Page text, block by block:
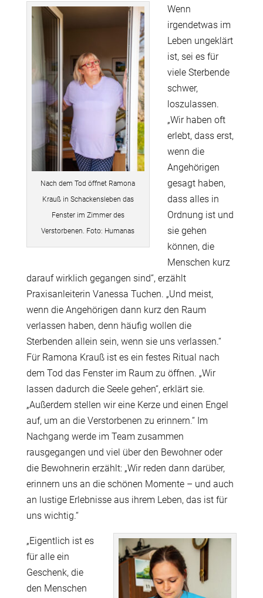
Nach dem Tod öffnet Ramona
Krauß in Schackensleben das
Fenster im Zimmer des
Verstorbenen. Foto: Humanas
Wenn
irgendetwas im
Leben ungeklärt
ist, sei es für
viele Sterbende
schwer,
loszulassen.
„Wir haben oft
erlebt, dass erst,
wenn die
Angehörigen
gesagt haben,
dass alles in
Ordnung ist und
sie gehen
können, die
Menschen kurz
darauf wirklich gegangen sind“, erzählt
Praxisanleiterin Vanessa Tuchen. „Und meist,
wenn die Angehörigen dann kurz den Raum
verlassen haben, denn häufig wollen die
Sterbenden allein sein, wenn sie uns verlassen.“
Für Ramona Krauß ist es ein festes Ritual nach
dem Tod das Fenster im Raum zu öffnen. „Wir
lassen dadurch die Seele gehen“, erklärt sie.
„Außerdem stellen wir eine Kerze und einen Engel
auf, um an die Verstorbenen zu erinnern.“ Im
Nachgang werde im Team zusammen
rausgegangen und viel über den Bewohner oder
die Bewohnerin erzählt: „Wir reden dann darüber,
erinnern uns an die schönen Momente – und auch
an lustige Erlebnisse aus ihrem Leben, das ist für
uns wichtig.“
„Eigentlich ist es
für alle ein
Geschenk, die
den Menschen